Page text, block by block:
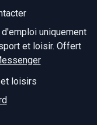
uniquement
et loisir. Offert
loisirs